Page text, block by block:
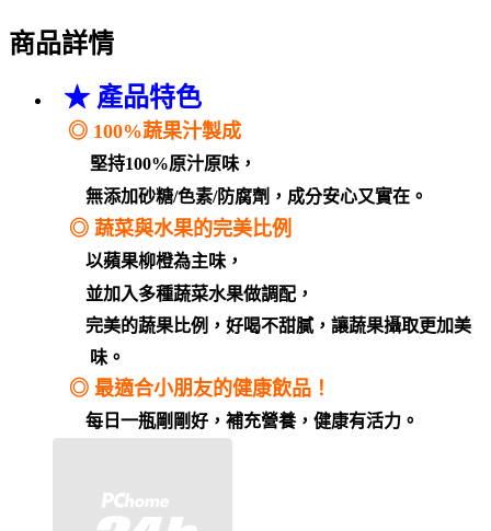
商品詳情
★ 產品特色
◎ 100%蔬果汁製成
堅持100%原汁原味，
無添加砂糖/色素/防腐劑，成分安心又實在。
◎ 蔬菜與水果的完美比例
以蘋果柳橙為主味，
並加入多種蔬菜水果做調配，
完美的蔬果比例，好喝不甜膩，讓蔬果攝取更加美
味。
◎ 最適合小朋友的健康飲品！
每日一瓶剛剛好，補充營養，健康有活力。